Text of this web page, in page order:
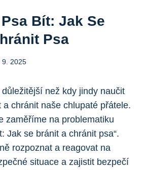
Bít: Jak Se
Psa
9. 2025
než kdy jindy naučit
a chránit naše chlupaté přátele.
zaměříme na problematiku
Jak se bránit a chránit psa“.
rozpoznat a reagovat na
situace a zajistit bezpečí